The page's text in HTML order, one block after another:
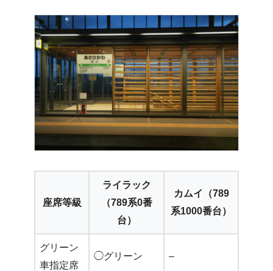
座席等級
ライラック
（789系0番
台）
カムイ（789
系1000番台）
グリーン
車指定席
◯グリーン –